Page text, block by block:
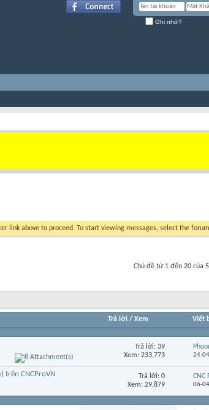
Ghi nhớ?
link above to proceed. To start viewing messages, select the
Chủ đề từ 1 đến 20 của
Trả lời/ Xem Viết
Trả lời: 39
Xem: 233,773
24-
trên CNCProVN
Trả lời: 0
Xem: 29,879
CNC
06-